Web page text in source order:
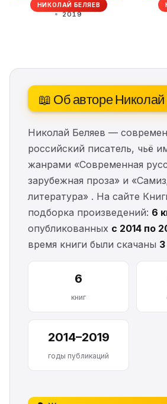
НИКОЛАЙ БЕЛЯЕВ
2019
📖 Об авторе
Николай Беляев —
российский писатель, чьё
жанрами «Современная
зарубежная проза» и
литература» . На сайте
подборка произведений: 6
опубликованных с 2014 по
время книги были скачаны
6
книг
2014–2019
годы публикаций